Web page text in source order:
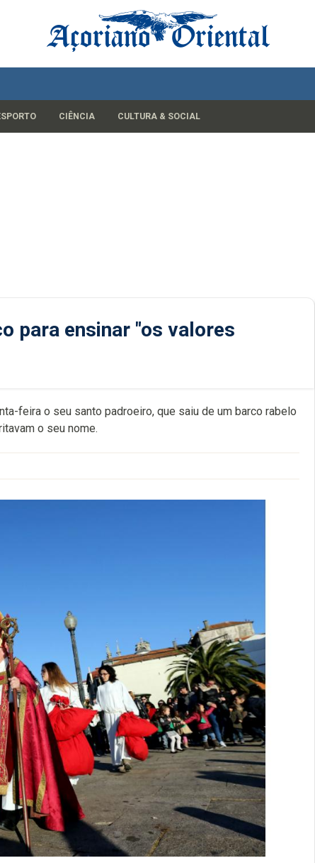
CIÊNCIA CULTURA & SOCIAL
para ensinar "os valores
feira o seu santo padroeiro, que saiu de um barco rabelo
o seu nome.